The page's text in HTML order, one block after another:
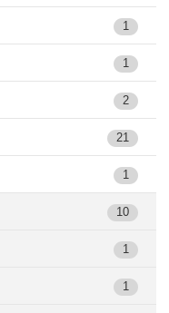
1
1
2
21
1
10
1
1